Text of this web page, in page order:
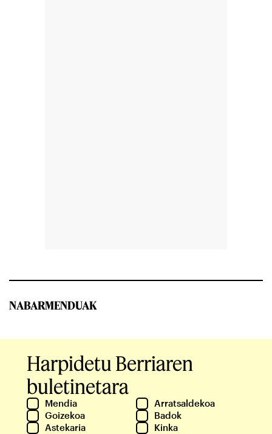
NABARMENDUAK
Harpidetu Berriaren
buletinetara
Mendia
Arratsaldekoa
Goizekoa
Badok
Astekaria
Kinka